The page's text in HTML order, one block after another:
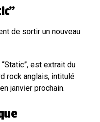
de sortir un nouveau
est extrait du
rock anglais, intitulé
janvier prochain.